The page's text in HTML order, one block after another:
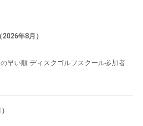
年8月）
早い順 ディスクゴルフスクール参加者